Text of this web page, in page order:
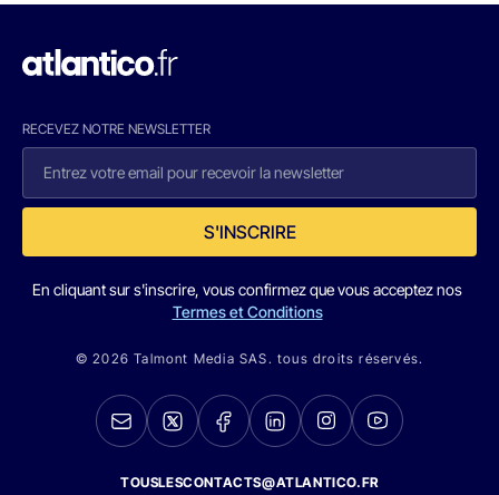
RECEVEZ NOTRE NEWSLETTER
S'INSCRIRE
En cliquant sur s'inscrire, vous confirmez que vous acceptez nos
Termes et Conditions
© 2026 Talmont Media SAS. tous droits réservés.
TOUSLESCONTACTS@ATLANTICO.FR